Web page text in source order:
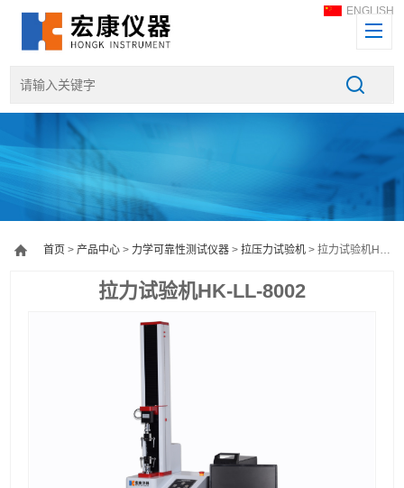
ENGLISH
首页 >产品中心 > 力学可靠性测试仪器 >拉压力试验机 > 拉力试验机HK-LL-8002
拉力试验机HK-LL-8002